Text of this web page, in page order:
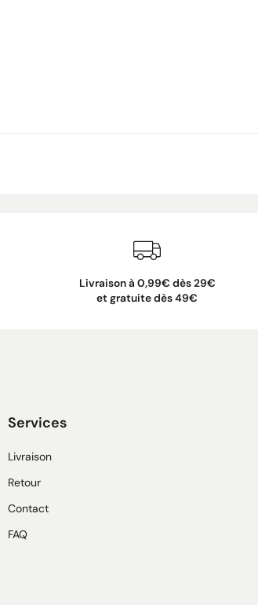
Livraison à 0,99€ dès 29€
et gratuite dès 49€
Services
Livraison
Retour
Contact
FAQ